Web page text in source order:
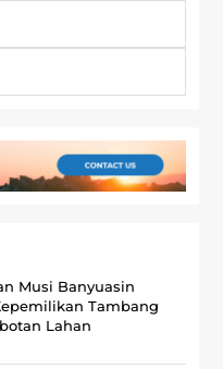
Musi Banyuasin
Tambang
Lahan